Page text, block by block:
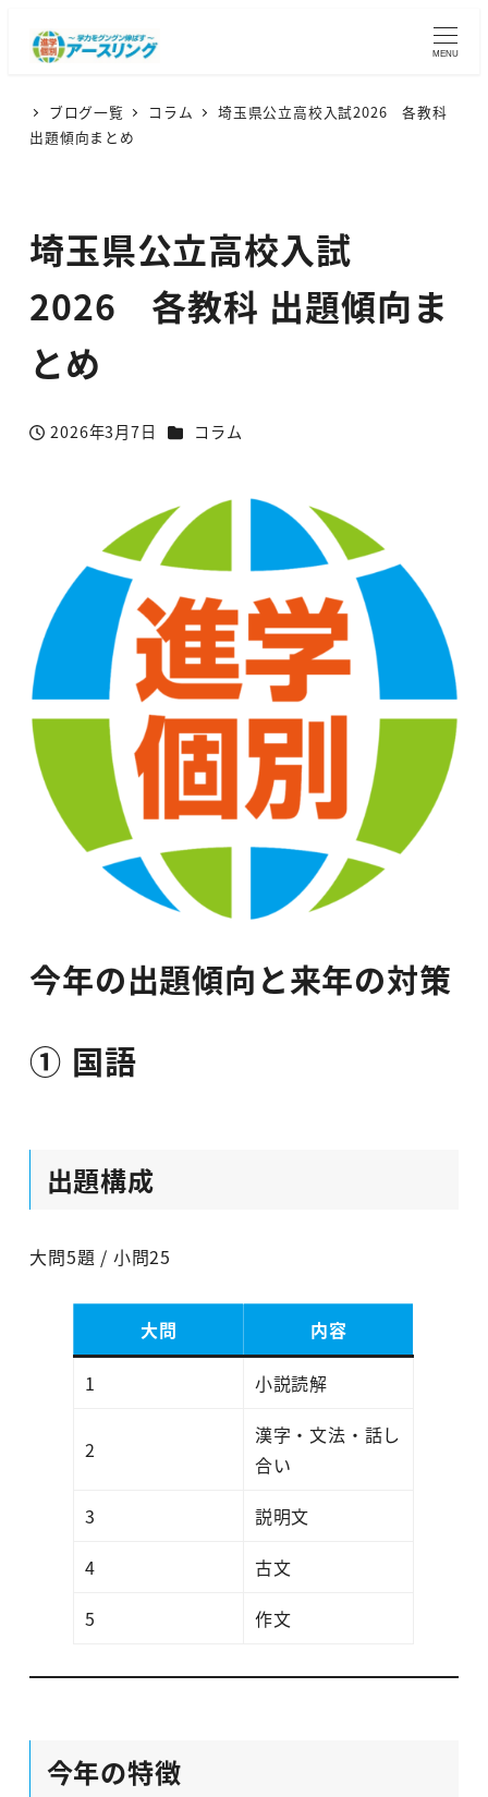
MENU
ブログ一覧 コラム
埼玉県公立高校入試2026 各教科
出題傾向まとめ
埼玉県公立高校入試
2026 各教科 出題傾向ま
とめ
投稿日
2026年3月7日 カテゴリー
コラム
今年の出題傾向と来年の対策
① 国語
出題構成
大問5題 / 小問25
大問 内容
1 小説読解
2
漢字・文法・話し
合い
3
説明文
4
古文
5
作文
今年の特徴